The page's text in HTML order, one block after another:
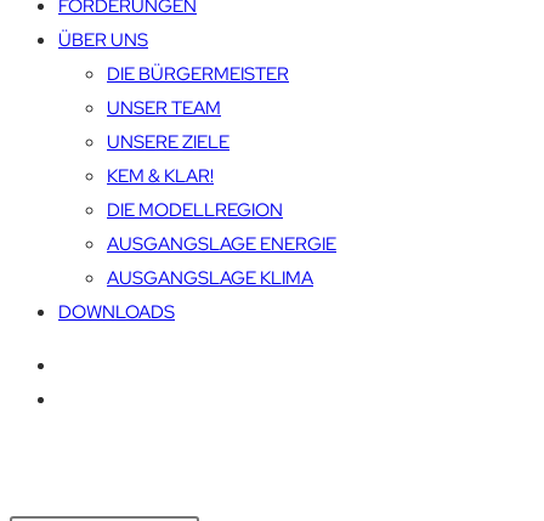
FÖRDERUNGEN
ÜBER UNS
DIE BÜRGERMEISTER
UNSER TEAM
UNSERE ZIELE
KEM & KLAR!
DIE MODELLREGION
AUSGANGSLAGE ENERGIE
AUSGANGSLAGE KLIMA
DOWNLOADS